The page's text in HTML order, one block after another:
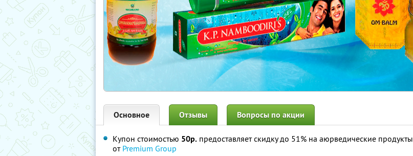
Основное Отзывы Вопросы по акции
Купон стоимостью 50р. предоставляет скидку до 51% на аюрведические продукты
от Premium Group